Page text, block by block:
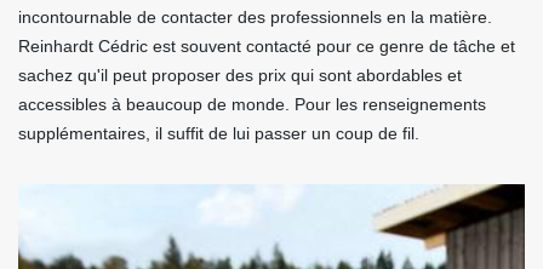
incontournable de contacter des professionnels en la matière.
Reinhardt Cédric est souvent contacté pour ce genre de tâche et
sachez qu'il peut proposer des prix qui sont abordables et
accessibles à beaucoup de monde. Pour les renseignements
supplémentaires, il suffit de lui passer un coup de fil.